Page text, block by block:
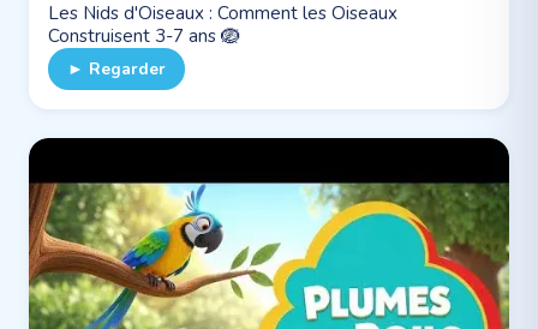
Les Nids d'Oiseaux : Comment les Oiseaux
Construisent 3-7 ans 🪺
► Regarder